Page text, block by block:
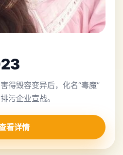
得毁容变异后，化名“毒魔”
污企业宣战。
看详情